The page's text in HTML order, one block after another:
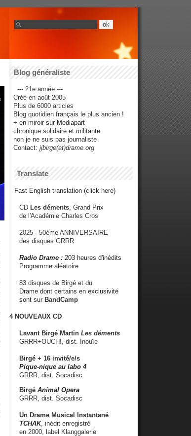
Blog généraliste
--- 21e année ---
Créé en août 2005
Plus de 6000 articles
Blog quotidien français le plus ancien !
+ en miroir sur Mediapart
chronique solidaire et militante
non je ne suis pas journaliste
Contact: jjbirge(at)drame.org
Translate
Fast English translation (click here)
CD Les déments , Grand Prix
de l'Académie Charles Cros
2025 - 50ème ANNIVERSAIRE
des disques GRRR
Radio Drame : 203 heures d'inédits
Programme aléatoire
83 disques de Birgé et du
Drame dont certains en exclusivité
sont sur BandCamp
4 NOUVEAUX CD
Lavant Birgé Martin Les déments
GRRR+OUCH!, dist. Inouïe
Birgé + 16 invité/e/s
Pique-nique au labo 4
GRRR, dist. Socadisc
Birgé Animal Opera
GRRR, dist. Socadisc
Un Drame Musical Instantané
TCHAK, inédit enregistré
en 2000, label Klanggalerie